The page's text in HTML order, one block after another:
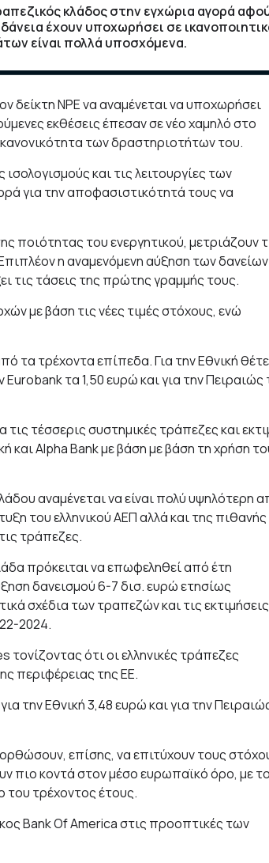
κλάδος στην εγχώρια αγορά
έχουν υποχωρήσει σε
είναι πολλά υποσχόμενα.
δείκτη NPE να αναμένεται να υποχωρήσει
εκθέσεις έπεσαν σε νέο χαμηλό στο
των δραστηριοτήτων του.
και τις λειτουργίες των
για την αποφασιστικότητά τους να
ποιότητας του ενεργητικού, μετριάζουν
η αναμενόμενη αύξηση των δανείων
τις τάσεις της πρώτης γραμμής τους.
με βάση τις νέες τιμές στόχους, ενώ
τα τρέχοντα επίπεδα. Για την Εθνική
τα 1,50 ευρώ και για την Πειραιώς
τις τέσσερις συστημικές τράπεζες και
Alpha Bank με βάση με βάση τη χρήση
αναμένεται να είναι πολύ υψηλότερη
του ελληνικού ΑΕΠ αλλά και της πιθανής
τράπεζες.
πρόκειται να επωφεληθεί από έτη
δανεισμού 6-7 δισ. ευρώ ετησίως
σχέδια των τραπεζών και τις εκτιμήσεις
2024.
ότι οι ελληνικές τράπεζες
περιφέρειας της ΕΕ.
την Εθνική 3,48 ευρώ και για την
επίσης, να επιτύχουν τους
πιο κοντά στον μέσο ευρωπαϊκό όρο, με το
του τρέχοντος έτους.
Bank Of America στις προοπτικές των